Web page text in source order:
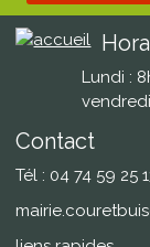
Lundi :
Contact
Tél : 04 74 59 25